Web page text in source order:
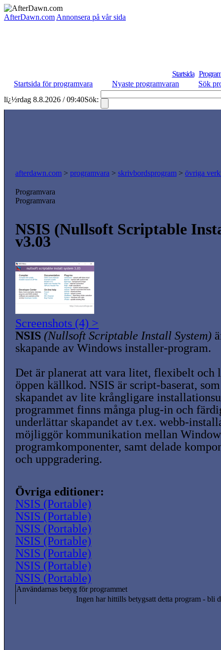
AfterDawn.com Annonsera på vår sida
Startsida
Startsida för programvara
Nyaste programvaran
Sök
lï¿½rdag 8.8.2026 / 09:40Sök:
afterdawn.com > programvara > skrivbordsprogram > övriga
Programvara
Programvara
NSIS (Nullsoft Scriptable
v3.03
Screenshots (4) >
NSIS (Nullsoft Scriptable Install System)
skapande av Windows installer-program.
Det är planerat att vara litet, flexibelt och
öppen källkod. NSIS är script-baserat,
skapandet av lite krångligare
programmet finns många plug-in och
underlättar skapandet av t.ex. webb-
möjliggör kommunikation mellan
programkomponenter, samt delade
och uppgradering.
Övriga editioner:
NSIS (Portable)
NSIS (Portable)
NSIS (Portable)
NSIS (Portable)
NSIS (Portable)
NSIS (Portable)
NSIS (Portable)
Användarnas betyg för programmet
Ingen har hittills betygsatt detta program - bli